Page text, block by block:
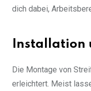
dich dabei,
Installation
Die Montage von
erleichtert. Meist